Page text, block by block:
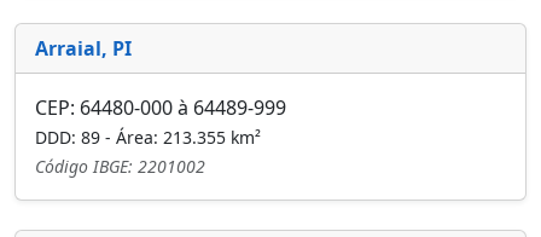
Arraial, PI
CEP: 64480-000 à 64489-999
DDD: 89 - Área: 213.355 km²
Código IBGE: 2201002